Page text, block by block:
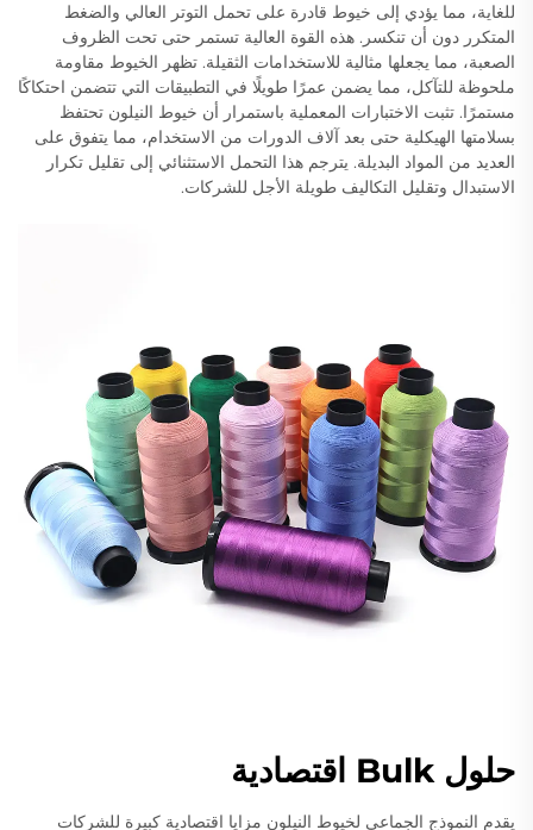
للغاية، مما يؤدي إلى خيوط قادرة على تحمل التوتر العالي والضغط
المتكرر دون أن تنكسر. هذه القوة العالية تستمر حتى تحت الظروف
الصعبة، مما يجعلها مثالية للاستخدامات الثقيلة. تظهر الخيوط مقاومة
ملحوظة للتآكل، مما يضمن عمرًا طويلًا في التطبيقات التي تتضمن احتكاكًا
مستمرًا. تثبت الاختبارات المعملية باستمرار أن خيوط النيلون تحتفظ
بسلامتها الهيكلية حتى بعد آلاف الدورات من الاستخدام، مما يتفوق على
العديد من المواد البديلة. يترجم هذا التحمل الاستثنائي إلى تقليل تكرار
الاستبدال وتقليل التكاليف طويلة الأجل للشركات.
حلول Bulk اقتصادية
يقدم النموذج الجماعي لخيوط النيلون مزايا اقتصادية كبيرة للشركات